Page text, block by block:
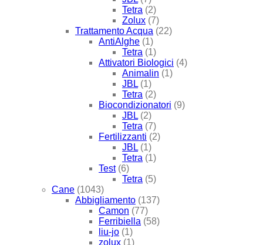
Tetra (2)
Zolux (7)
Trattamento Acqua (22)
AntiAlghe (1)
Tetra (1)
Attivatori Biologici (4)
Animalin (1)
JBL (1)
Tetra (2)
Biocondizionatori (9)
JBL (2)
Tetra (7)
Fertilizzanti (2)
JBL (1)
Tetra (1)
Test (6)
Tetra (5)
Cane (1043)
Abbigliamento (137)
Camon (77)
Ferribiella (58)
liu-jo (1)
zolux (1)